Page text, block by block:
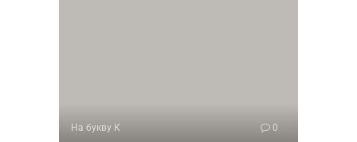
На букву К 0